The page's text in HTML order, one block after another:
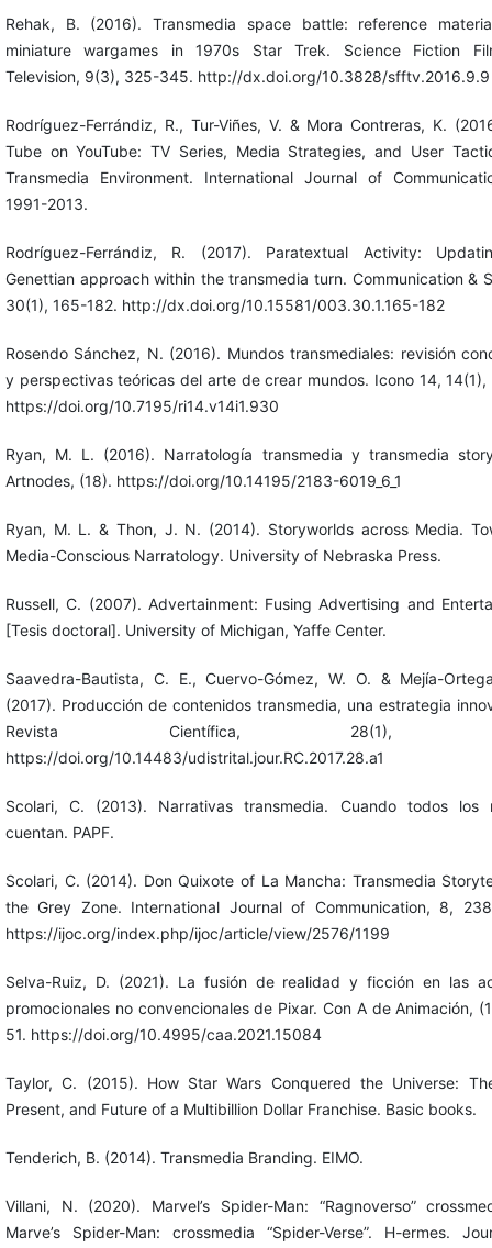
Rehak, B. (2016). Transmedia space battle: reference
miniature wargames in 1970s Star Trek. Science Fiction
Television, 9(3), 325-345. http://dx.doi.org/10.3828/sfftv.2016.9.9
Rodríguez-Ferrándiz, R., Tur-Viñes, V. & Mora Contreras, K.
Tube on YouTube: TV Series, Media Strategies, and User
Transmedia Environment. International Journal of
1991-2013.
Rodríguez-Ferrándiz, R. (2017). Paratextual Activity:
Genettian approach within the transmedia turn. Communication &
30(1), 165-182. http://dx.doi.org/10.15581/003.30.1.165-182
Rosendo Sánchez, N. (2016). Mundos transmediales: revisión
y perspectivas teóricas del arte de crear mundos. Icono 14,
https://doi.org/10.7195/ri14.v14i1.930
Ryan, M. L. (2016). Narratología transmedia y transmedia
Artnodes, (18). https://doi.org/10.14195/2183-6019_6_1
Ryan, M. L. & Thon, J. N. (2014). Storyworlds across Media.
Media-Conscious Narratology. University of Nebraska Press.
Russell, C. (2007). Advertainment: Fusing Advertising and
[Tesis doctoral]. University of Michigan, Yaffe Center.
Saavedra-Bautista, C. E., Cuervo-Gómez, W. O. & Mejía-
(2017). Producción de contenidos transmedia, una estrategia
Revista Científica, 28(1), 6-
https://doi.org/10.14483/udistrital.jour.RC.2017.28.a1
Scolari, C. (2013). Narrativas transmedia. Cuando todos los
cuentan. PAPF.
Scolari, C. (2014). Don Quixote of La Mancha: Transmedia
the Grey Zone. International Journal of Communication, 8,
https://ijoc.org/index.php/ijoc/article/view/2576/1199
Selva-Ruiz, D. (2021). La fusión de realidad y ficción en las
promocionales no convencionales de Pixar. Con A de Animación,
51. https://doi.org/10.4995/caa.2021.15084
Taylor, C. (2015). How Star Wars Conquered the Universe:
Present, and Future of a Multibillion Dollar Franchise. Basic books.
Tenderich, B. (2014). Transmedia Branding. EIMO.
Villani, N. (2020). Marvel’s Spider-Man: “Ragnoverso”
Marve’s Spider-Man: crossmedia “Spider-Verse”. H-ermes.